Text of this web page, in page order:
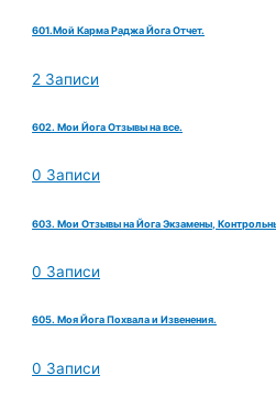
601.Мой Карма Раджа Йога Отчет.
2 Записи
602. Мои Йога Отзывы на все.
0 Записи
603. Мои Отзывы на Йога Экзамены,
0 Записи
605. Моя Йога Похвала и Извенения.
0 Записи